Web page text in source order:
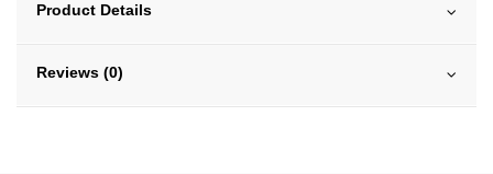
Product Details
Reviews (0)